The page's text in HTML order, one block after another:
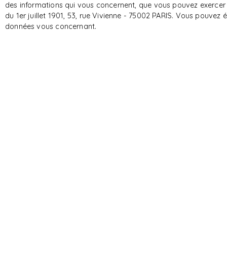
des informations qui vous concernent, que vous pouvez
du 1er juillet 1901, 53, rue Vivienne - 75002 PARIS. Vous
données vous concernant.